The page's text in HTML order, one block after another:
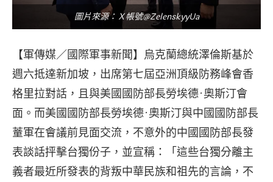
圖片來源：Ｘ帳號@ZelenskyyUa
【軍傳媒／國際軍事新聞】烏克蘭總統澤倫斯基於
週六抵達新加坡，出席第七屆亞洲頂級防務峰會香
格里拉對話，且與美國國防部長勞埃德·奧斯汀會
面。而美國國防部長勞埃德·奧斯汀與中國國防部長
蕫軍在會議前見面交流，不意外的中國國防部長發
表談話抨擊台獨份子，並宣稱：「這些台獨分離主
義者最近所發表的背叛中華民族和祖先的言論，不